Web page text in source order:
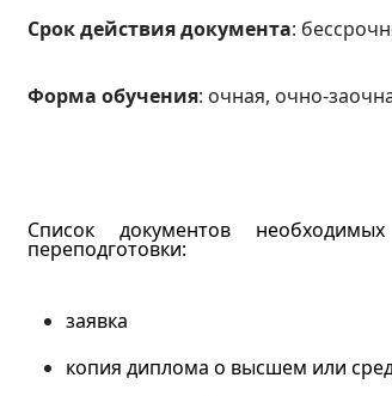
Срок действия документа:
Форма обучения: очная, очно-
Список документов
переподготовки:
заявка
копия диплома о высшем или